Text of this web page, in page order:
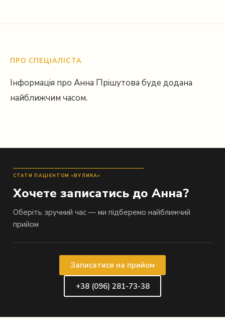
ПРО СПЕЦІАЛІСТА
Інформація про Анна Прішутова буде додана
найближчим часом.
СТАТИ ПАЦІЄНТОМ «ВУЛИКА»
Хочете записатись до Анна?
Оберіть зручний час — ми підберемо найближчий
прийом
Записатися на прийом
+38 (096) 281-73-38